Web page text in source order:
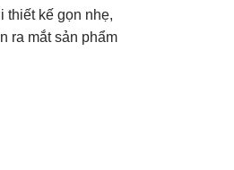
thiết kế gọn nhẹ,
ra mắt sản phẩm